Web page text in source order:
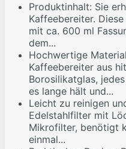
Produktinhalt: Sie
Kaffeebereiter.
mit ca. 600 ml
dem...
Hochwertige
Kaffeebereiter aus
Borosilikatglas,
es lange hält und...
Leicht zu reinigen
Edelstahlfilter mit
Mikrofilter, benötigt
einmal...